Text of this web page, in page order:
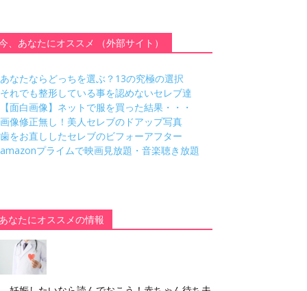
、あなたにオススメ （外部サイト）
あなたならどっちを選ぶ？13の究極の選択
それでも整形している事を認めないセレブ達
【面白画像】ネットで服を買った結果・・・
画像修正無し！美人セレブのドアップ写真
歯をお直ししたセレブのビフォーアフター
amazonプライムで映画見放題・音楽聴き放題
あなたにオススメの情報